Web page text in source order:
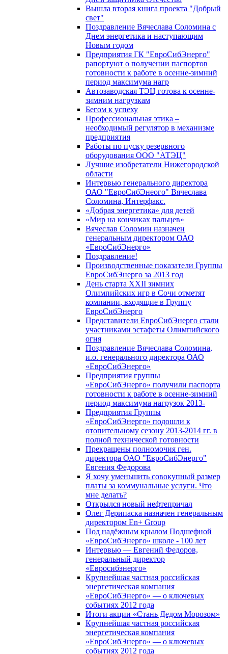
Вышла вторая книга проекта "Добрый
свет"
Поздравление Вячеслава Соломина с
Днем энергетика и наступающим
Новым годом
Предприятия ГК "ЕвроСибЭнерго"
рапортуют о получении паспортов
готовности к работе в осенне-зимний
период максимума нагр
Автозаводская ТЭЦ готова к осенне-
зимним нагрузкам
Бегом к успеху
Профессиональная этика –
необходимый регулятор в механизме
предприятия
Работы по пуску резервного
оборудования ООО "АТЭЦ"
Лучшие изобретатели Нижегородской
области
Интервью генерального директора
ОАО "ЕвроСибЭнеого" Вячеслава
Соломина, Интерфакс.
«Добрая энергетика» для детей
«Мир на кончиках пальцев»
Вячеслав Соломин назначен
генеральным директором ОАО
«ЕвроСибЭнерго»
Поздравление!
Производственные показатели Группы
ЕвроСибЭнерго за 2013 год
День старта XXII зимних
Олимпийских игр в Сочи отметят
компании, входящие в Группу
ЕвроСибЭнерго
Представители ЕвроСибЭнерго стали
участниками эстафеты Олимпийского
огня
Поздравление Вячеслава Соломина,
и.о. генерального директора ОАО
«ЕвроСибЭнерго»
Предприятия группы
«ЕвроСибЭнерго» получили паспорта
готовности к работе в осенне-зимний
период максимума нагрузок 2013-
Предприятия Группы
«ЕвроСибЭнерго» подошли к
отопительному сезону 2013-2014 гг. в
полной технической готовности
Прекращены полномочия ген.
директора ОАО "ЕвроСибЭнерго"
Евгения Федорова
Я хочу уменьшить совокупный размер
платы за коммунальные услуги. Что
мне делать?
Открылся новый нефтепричал
Олег Дерипаска назначен генеральным
директором En+ Group
Под надёжным крылом Подшефной
«ЕвроСибЭнерго» школе - 100 лет
Интервью — Евгений Федоров,
генеральный директор
«Евросибэнерго»
Крупнейшая частная российская
энергетическая компания
«ЕвроСибЭнерго» — о ключевых
событиях 2012 года
Итоги акции «Стань Дедом Морозом»
Крупнейшая частная российская
энергетическая компания
«ЕвроСибЭнерго» — о ключевых
событиях 2012 года